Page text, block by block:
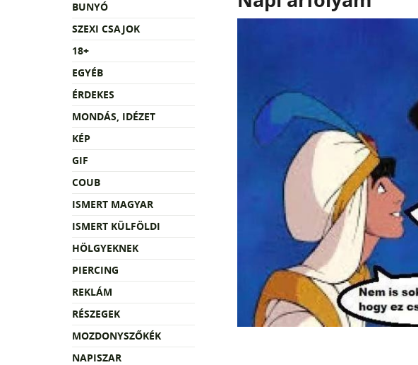
BUNYÓ
SZEXI CSAJOK
18+
EGYÉB
ÉRDEKES
MONDÁS, IDÉZET
KÉP
GIF
COUB
ISMERT MAGYAR
ISMERT KÜLFÖLDI
HÖLGYEKNEK
PIERCING
REKLÁM
RÉSZEGEK
MOZDONYSZŐKÉK
NAPISZAR